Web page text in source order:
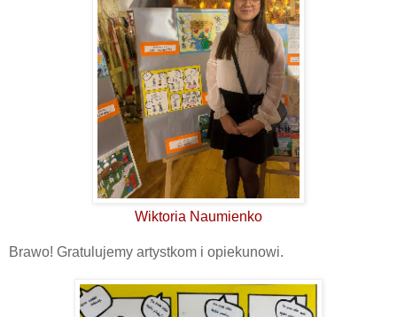
Wiktoria Naumienko
Brawo! Gratulujemy artystkom i opiekunowi.